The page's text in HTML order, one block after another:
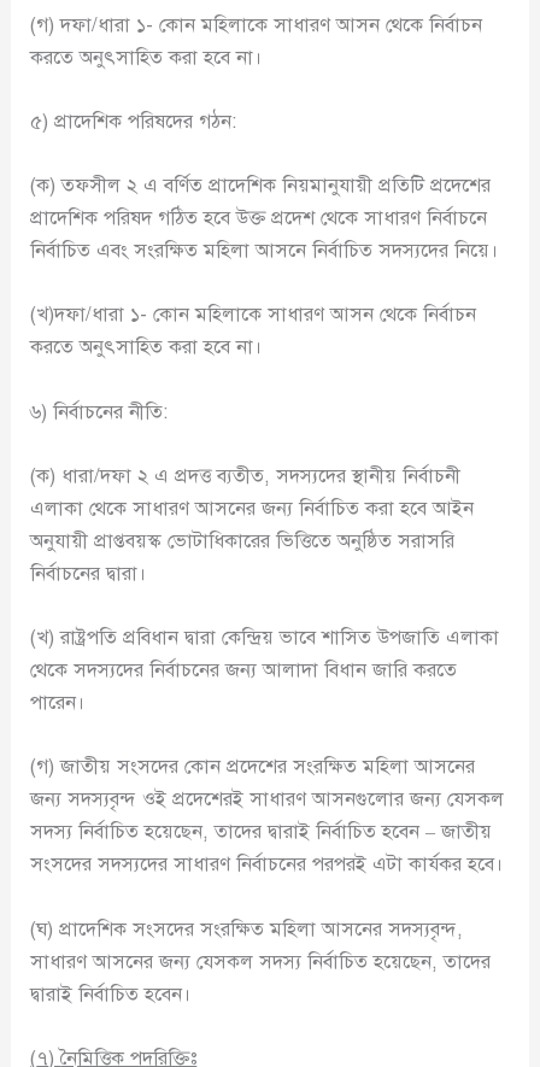
(গ) দফা/ধারা ১- কোন মহিলাকে সাধারণ আসন থেকে নির্বাচন
করতে অনুৎসাহিত করা হবে না।
৫) প্রাদেশিক পরিষদের গঠন:
(ক) তফসীল ২ এ বর্ণিত প্রাদেশিক নিয়মানুযায়ী প্রতিটি প্রদেশের
প্রাদেশিক পরিষদ গঠিত হবে উক্ত প্রদেশ থেকে সাধারণ নির্বাচনে
নির্বাচিত এবং সংরক্ষিত মহিলা আসনে নির্বাচিত সদস্যদের নিয়ে।
(খ)দফা/ধারা ১- কোন মহিলাকে সাধারণ আসন থেকে নির্বাচন
করতে অনুৎসাহিত করা হবে না।
৬) নির্বাচনের নীতি:
(ক) ধারা/দফা ২ এ প্রদত্ত ব্যতীত, সদস্যদের স্থানীয় নির্বাচনী
এলাকা থেকে সাধারণ আসনের জন্য নির্বাচিত করা হবে আইন
অনুযায়ী প্রাপ্তবয়স্ক ভোটাধিকারের ভিত্তিতে অনুষ্ঠিত সরাসরি
নির্বাচনের দ্বারা।
(খ) রাষ্ট্রপতি প্রবিধান দ্বারা কেন্দ্রিয় ভাবে শাসিত উপজাতি এলাকা
থেকে সদস্যদের নির্বাচনের জন্য আলাদা বিধান জারি করতে
পারেন।
(গ) জাতীয় সংসদের কোন প্রদেশের সংরক্ষিত মহিলা আসনের
জন্য সদস্যবৃন্দ ওই প্রদেশেরই সাধারণ আসনগুলোর জন্য যেসকল
সদস্য নির্বাচিত হয়েছেন, তাদের দ্বারাই নির্বাচিত হবেন – জাতীয়
সংসদের সদস্যদের সাধারণ নির্বাচনের পরপরই এটা কার্যকর হবে।
(ঘ) প্রাদেশিক সংসদের সংরক্ষিত মহিলা আসনের সদস্যবৃন্দ,
সাধারণ আসনের জন্য যেসকল সদস্য নির্বাচিত হয়েছেন, তাদের
দ্বারাই নির্বাচিত হবেন।
(৭)নৈমিত্তিক পদরিক্তিঃ